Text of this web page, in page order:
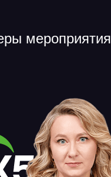
мероприятия